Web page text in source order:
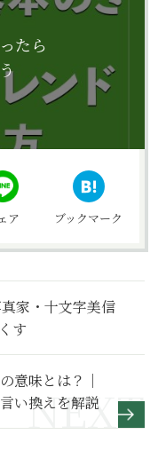
たら
ア ブックマーク
家・十文字美信
す
意味とは？｜
い換えを解説